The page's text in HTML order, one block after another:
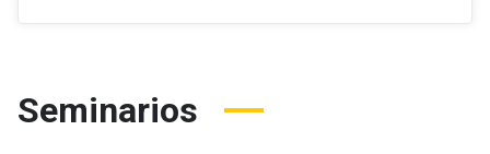
Seminarios